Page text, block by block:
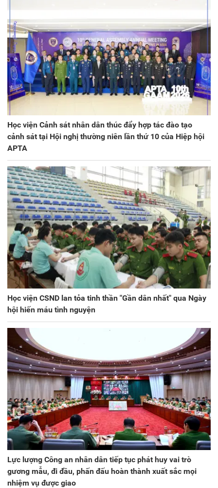
Học viện Cảnh sát nhân dân thúc đẩy hợp tác đào tạo
cảnh sát tại Hội nghị thường niên lần thứ 10 của Hiệp hội
APTA
Học viện CSND lan tỏa tinh thần "Gần dân nhất" qua Ngày
hội hiến máu tình nguyện
Lực lượng Công an nhân dân tiếp tục phát huy vai trò
gương mẫu, đi đầu, phấn đấu hoàn thành xuất sắc mọi
nhiệm vụ được giao